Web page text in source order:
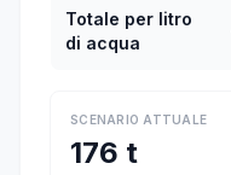
Totale per litro
di acqua
SCENARIO ATTUALE
176 t